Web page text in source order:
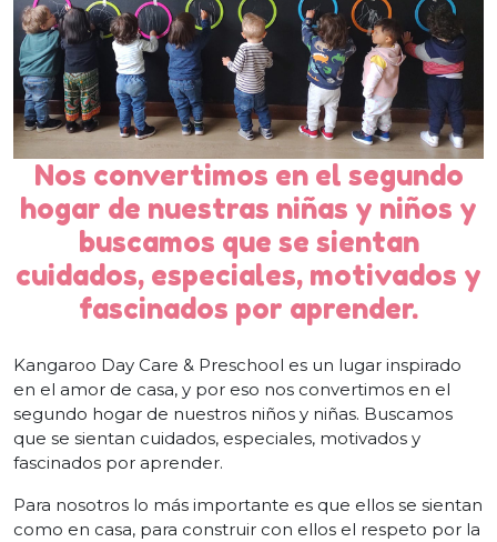
Nos convertimos en el segundo
hogar de nuestras niñas y niños y
buscamos que se sientan
cuidados, especiales, motivados y
fascinados por aprender.
Kangaroo Day Care & Preschool es un lugar inspirado
en el amor de casa, y por eso nos convertimos en el
segundo hogar de nuestros niños y niñas. Buscamos
que se sientan cuidados, especiales, motivados y
fascinados por aprender.
Para nosotros lo más importante es que ellos se sientan
como en casa, para construir con ellos el respeto por la